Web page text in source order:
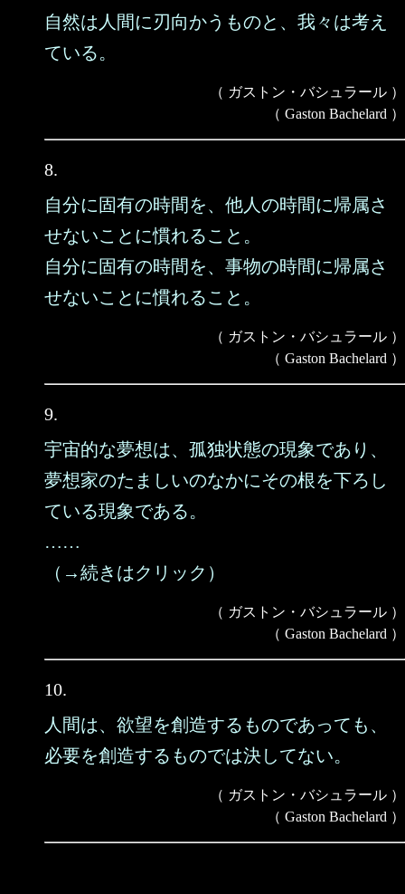
自然は人間に刃向かうものと、我々は考え
ている。
（ ガストン・バシュラール ）
（ Gaston Bachelard ）
8.
自分に固有の時間を、他人の時間に帰属さ
せないことに慣れること。
自分に固有の時間を、事物の時間に帰属さ
せないことに慣れること。
（ ガストン・バシュラール ）
（ Gaston Bachelard ）
9.
宇宙的な夢想は、孤独状態の現象であり、
夢想家のたましいのなかにその根を下ろし
ている現象である。
……
（→続きはクリック）
（ ガストン・バシュラール ）
（ Gaston Bachelard ）
10.
人間は、欲望を創造するものであっても、
必要を創造するものでは決してない。
（ ガストン・バシュラール ）
（ Gaston Bachelard ）